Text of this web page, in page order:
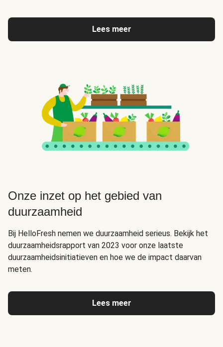
Lees meer
Onze inzet op het gebied van
duurzaamheid
Bij HelloFresh nemen we duurzaamheid serieus. Bekijk het
duurzaamheidsrapport van 2023 voor onze laatste
duurzaamheidsinitiatieven en hoe we de impact daarvan
meten.
Lees meer